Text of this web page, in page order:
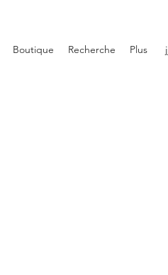
Boutique Recherche Plus